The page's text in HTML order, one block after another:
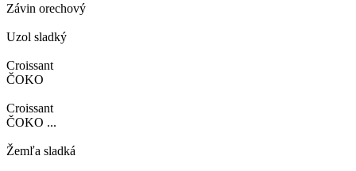
Závin orechový
Uzol sladký
Croissant
ČOKO
Croissant
ČOKO ...
Žemľa sladká